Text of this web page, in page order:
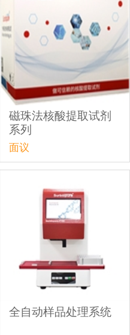
磁珠法核酸提取试剂
系列
面议
全自动样品处理系统